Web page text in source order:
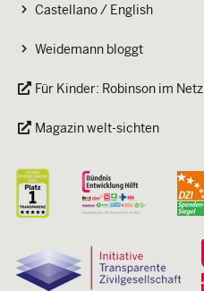
Castellano / English
Weidemann bloggt
Für Kinder: Robinson im Netz
Magazin welt-sichten